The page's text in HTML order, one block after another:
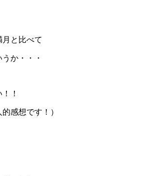
と比べて
か・・・
！
感想です！）